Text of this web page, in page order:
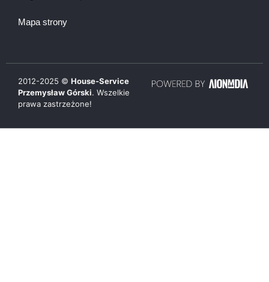
Mapa strony
2012-2025 © House-Service
Przemysław Górski. Wszelkie
prawa zastrzeżone!